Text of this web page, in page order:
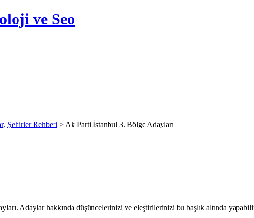
ve Seo
, Şehirler Rehberi > Ak Parti İstanbul 3. Bölge Adayları
Adaylar hakkında düşüncelerinizi ve eleştirilerinizi bu başlık altında